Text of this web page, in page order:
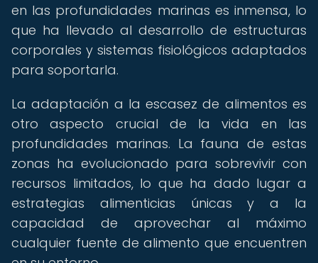
en las profundidades marinas es inmensa, lo
que ha llevado al desarrollo de estructuras
corporales y sistemas fisiológicos adaptados
para soportarla.
La adaptación a la escasez de alimentos es
otro aspecto crucial de la vida en las
profundidades marinas. La fauna de estas
zonas ha evolucionado para sobrevivir con
recursos limitados, lo que ha dado lugar a
estrategias alimenticias únicas y a la
capacidad de aprovechar al máximo
cualquier fuente de alimento que encuentren